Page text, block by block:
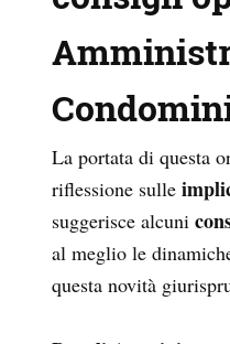
La portata di questa
riflessione sulle
suggerisce alcuni
al meglio le
questa novità